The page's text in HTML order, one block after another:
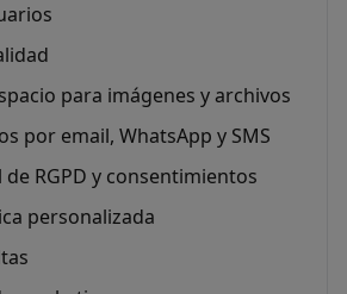
para imágenes y archivos
por email, WhatsApp y SMS
RGPD y consentimientos
personalizada